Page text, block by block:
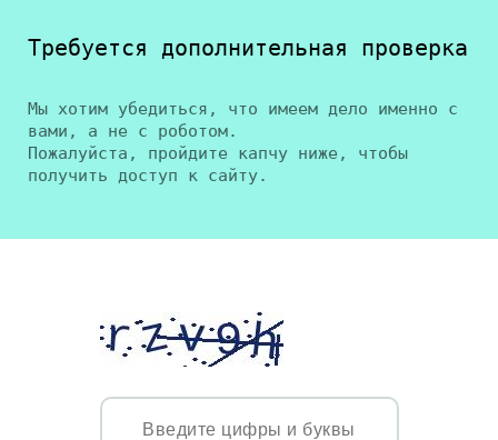
Требуется дополнительная проверка
Мы хотим убедиться, что имеем дело именно с
вами, а не с роботом.
Пожалуйста, пройдите капчу ниже, чтобы
получить доступ к сайту.